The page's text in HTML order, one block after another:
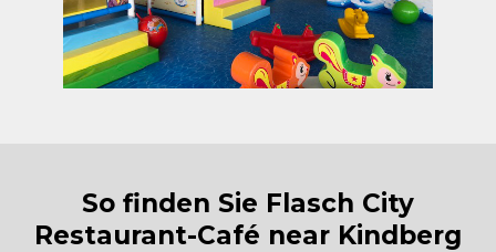
So finden Sie Flasch City
Restaurant-Café near Kindberg